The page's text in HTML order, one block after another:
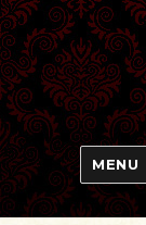
MENU